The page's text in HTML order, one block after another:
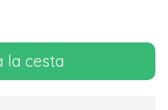
la cesta